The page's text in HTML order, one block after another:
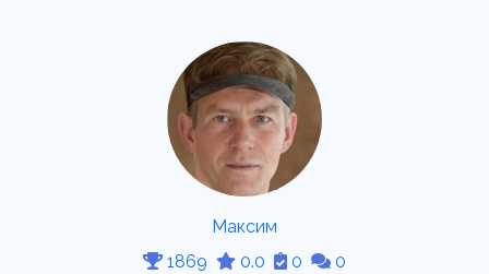
Максим
1869
0.0 0 0